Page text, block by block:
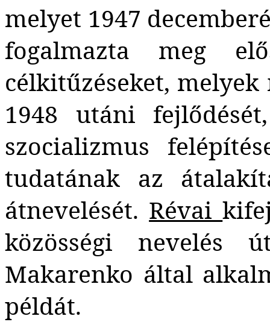
melyet 1947
fogalmazta meg
célkitűzéseket,
1948 utáni
szocializmus
tudatának az
átnevelését. Révai
közösségi nevelés
Makarenko által
példát.